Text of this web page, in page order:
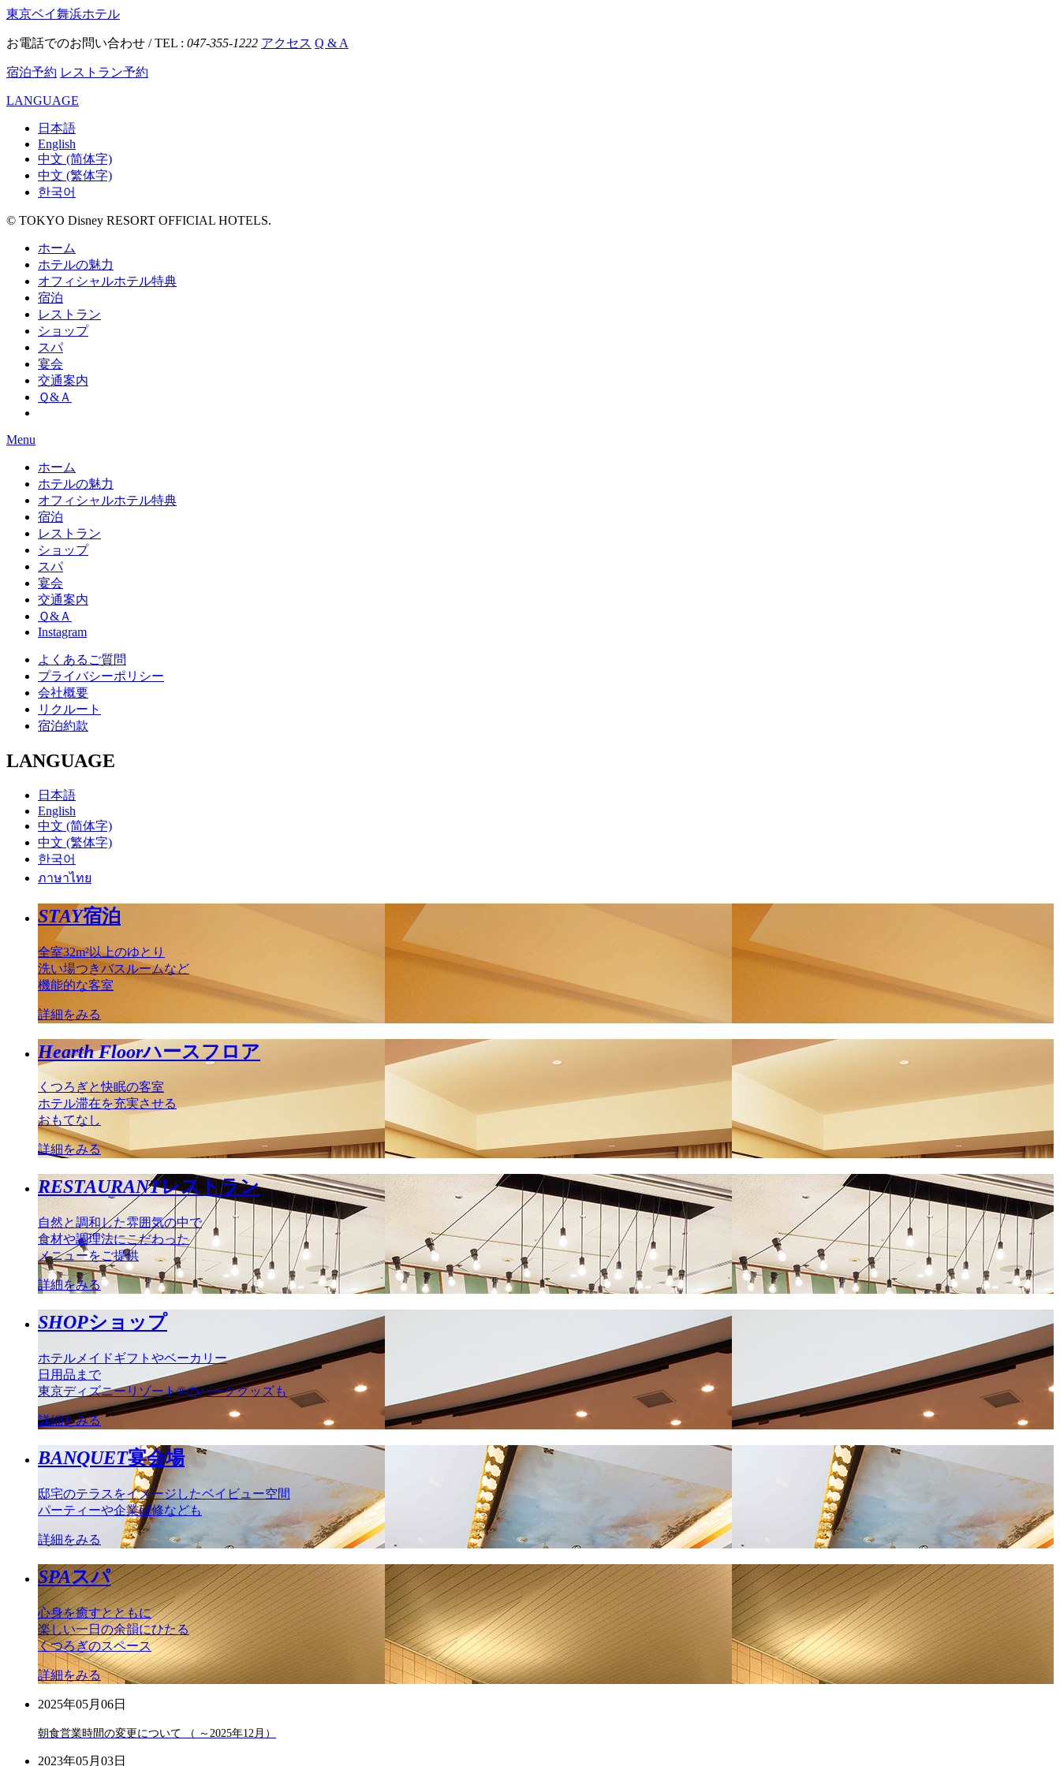
東京ベイ舞浜ホテル
お電話でのお問い合わせ / TEL : 047-355-1222 アクセス Q & A
宿泊予約 レストラン予約
LANGUAGE
日本語
English
中文 (简体字)
中文 (繁体字)
한국어
© TOKYO Disney RESORT OFFICIAL HOTELS.
ホーム
ホテルの魅力
オフィシャルホテル特典
宿泊
レストラン
ショップ
スパ
宴会
交通案内
Ｑ&Ａ
Menu
ホーム
ホテルの魅力
オフィシャルホテル特典
宿泊
レストラン
ショップ
スパ
宴会
交通案内
Ｑ&Ａ
Instagram
よくあるご質問
プライバシーポリシー
会社概要
リクルート
宿泊約款
LANGUAGE
日本語
English
中文 (简体字)
中文 (繁体字)
한국어
ภาษาไทย
STAY宿泊
全室32m²以上のゆとり
洗い場つきバスルームなど
機能的な客室
詳細をみる
Hearth Floorハースフロア
くつろぎと快眠の客室
ホテル滞在を充実させる
おもてなし
詳細をみる
RESTAURANTレストラン
自然と調和した雰囲気の中で
食材や調理法にこだわった
メニューをご提供
詳細をみる
SHOPショップ
ホテルメイドギフトやベーカリー
日用品まで
東京ディズニーリゾート®のパークグッズも
詳細をみる
BANQUET宴会場
邸宅のテラスをイメージしたベイビュー空間
パーティーや企業研修なども
詳細をみる
SPAスパ
心身を癒すとともに
楽しい一日の余韻にひたる
くつろぎのスペース
詳細をみる
2025年05月06日
朝食営業時間の変更について （ ～2025年12月）
2023年05月03日